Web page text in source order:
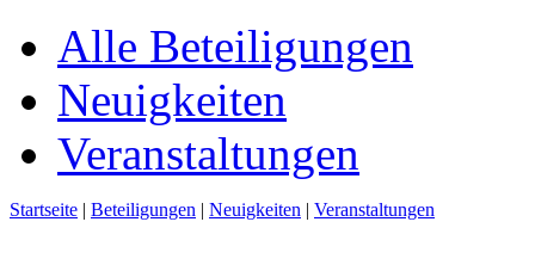
Alle Beteiligungen
Neuigkeiten
Veranstaltungen
Startseite | Beteiligungen | Neuigkeiten | Veranstaltungen